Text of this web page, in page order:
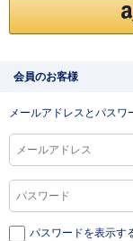
会員のお客様
メールアドレスとパスワ
パスワードを表示す